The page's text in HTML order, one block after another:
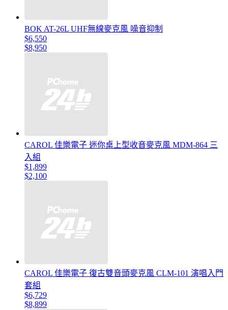
BOK AT-26L UHF無線麥克風 噪音抑制
$6,550
$8,950
CAROL 佳樂電子 迷你桌上型收音麥克風 MDM-864 三
入組
$1,899
$2,100
CAROL 佳樂電子 復古雙音頭麥克風 CLM-101 演唱入門
套組
$6,729
$8,899